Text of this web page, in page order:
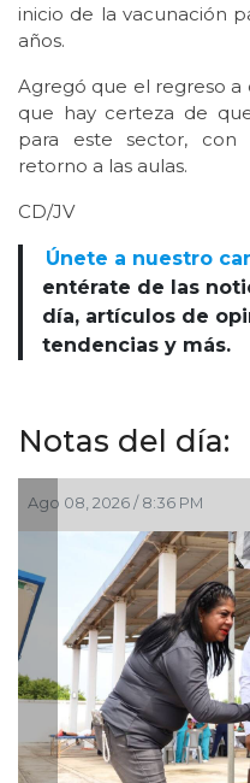
inicio de la vacunación
años.
Agregó que el regreso a
que hay certeza de
para este sector,
retorno a las aulas.
CD/JV
Únete a nuestro
entérate de las
día, artículos de
tendencias y más.
Notas del día:
Ago 08, 2026 / 8:36 PM